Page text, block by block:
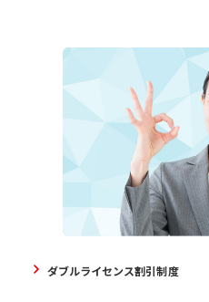
ダブルライセンス割引制度